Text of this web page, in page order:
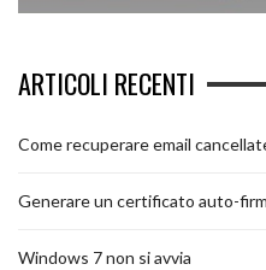
ARTICOLI RECENTI
Come recuperare email
Generare un certificato auto-
Windows 7 non si avvia